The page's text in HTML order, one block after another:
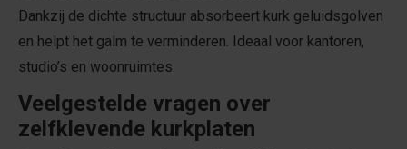
Dankzij de dichte structuur absorbeert kurk geluidsgolven
en helpt het galm te verminderen. Ideaal voor kantoren,
studio’s en woonruimtes.
Veelgestelde vragen over
zelfklevende kurkplaten